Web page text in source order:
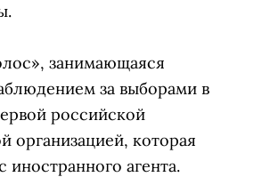
занимающаяся
за выборами в
российской
организацией, которая
иностранного агента.